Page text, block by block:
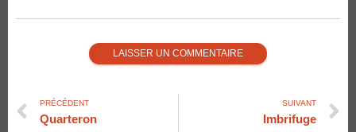
PRÉCÉDENT
Quarteron
SUIVANT
Imbrifuge